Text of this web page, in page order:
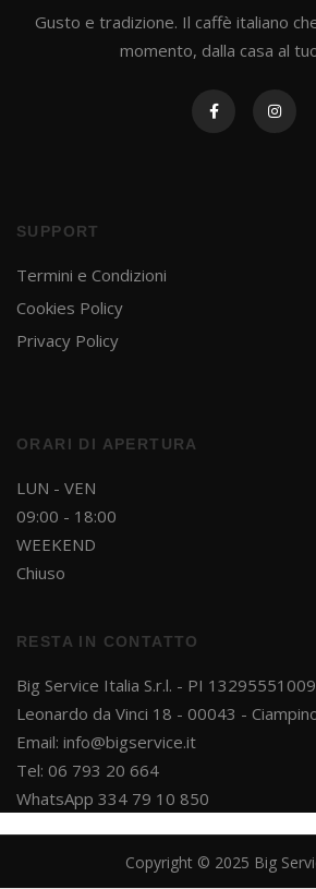
Gusto e tradizione. Il caffè italiano
momento, dalla casa al
SUPPORT
Termini e Condizioni
Cookies Policy
Privacy Policy
ORARI DI APERTURA
LUN - VEN
09:00 - 18:00
WEEKEND
Chiuso
RESTA IN CONTATTO
Big Service Italia S.r.l. - PI
Leonardo da Vinci 18 - 00043 -
Email: info@bigservice.it
Tel: 06 793 20 664
WhatsApp 334 79 10 850
Copyright © 2025 Big